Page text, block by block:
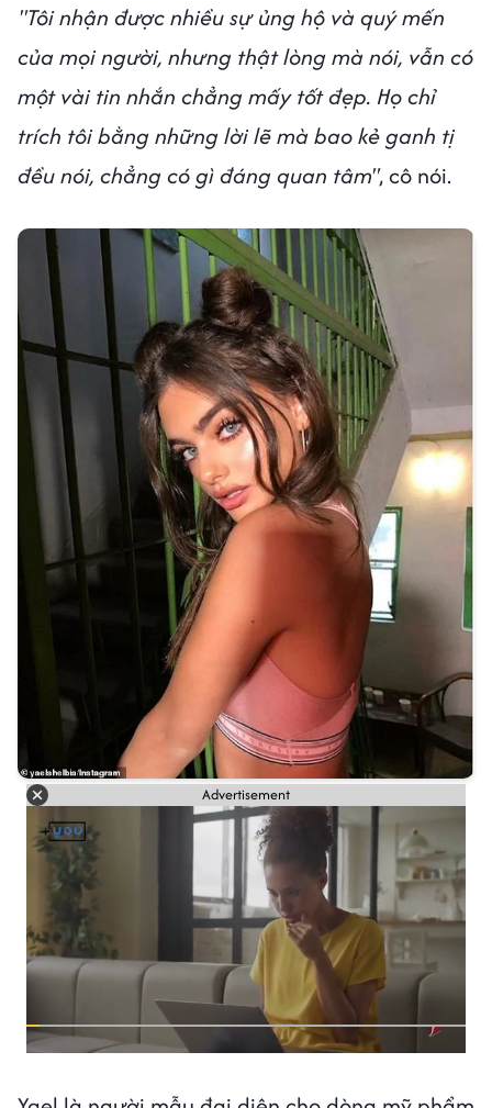
"Tôi nhận được nhiều sự ủng hộ và quý mến
của mọi người, nhưng thật lòng mà nói, vẫn có
một vài tin nhắn chẳng mấy tốt đẹp. Họ chỉ
trích tôi bằng những lời lẽ mà bao kẻ ganh tị
đều nói, chẳng có gì đáng quan tâm", cô nói.
Advertisement